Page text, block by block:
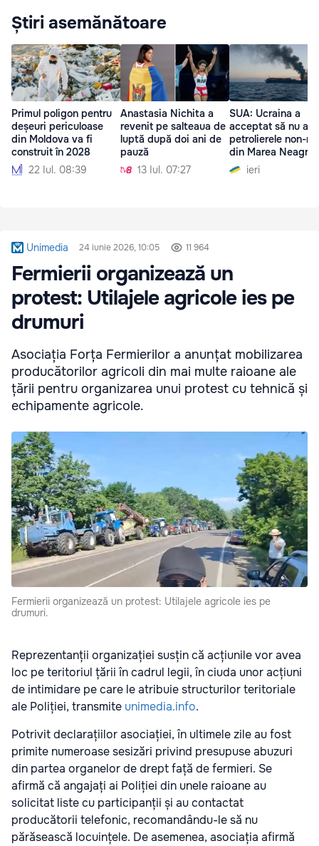
Știri asemănătoare
Primul poligon pentru
deșeuri periculoase
din Moldova va fi
construit în 2028
22 Iul. 08:39
Anastasia Nichita a
revenit pe salteaua de
luptă după doi ani de
pauză
13 Iul. 07:27
SUA: Ucraina a
acceptat să nu
petrolierele non-
din Marea Neagră
ieri
Unimedia 24 iunie 2026, 10:05 11 964
Fermierii organizează un
protest: Utilajele agricole ies pe
drumuri
Asociația Forța Fermierilor a anunțat mobilizarea
producătorilor agricoli din mai multe raioane ale
țării pentru organizarea unui protest cu tehnică și
echipamente agricole.
Fermierii organizează un protest: Utilajele agricole ies pe
drumuri.
Reprezentanții organizației susțin că acțiunile vor avea
loc pe teritoriul țării în cadrul legii, în ciuda unor acțiuni
de intimidare pe care le atribuie structurilor teritoriale
ale Poliției, transmite unimedia.info.
Potrivit declarațiilor asociației, în ultimele zile au fost
primite numeroase sesizări privind presupuse abuzuri
din partea organelor de drept față de fermieri. Se
afirmă că angajați ai Poliției din unele raioane au
solicitat liste cu participanții și au contactat
producătorii telefonic, recomandându-le să nu
părăsească locuințele. De asemenea, asociația afirmă